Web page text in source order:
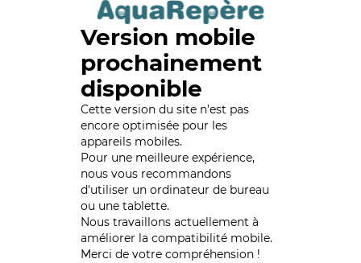
Version mobile
prochainement
disponible
Cette version du site n’est pas
encore optimisée pour les
appareils mobiles.
Pour une meilleure expérience,
nous vous recommandons
d'utiliser un ordinateur de bureau
ou une tablette.
Nous travaillons actuellement à
améliorer la compatibilité mobile.
Merci de votre compréhension !